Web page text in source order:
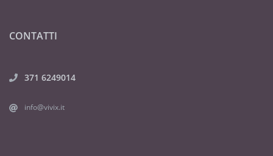
CONTATTI
371 6249014
info@vivix.it